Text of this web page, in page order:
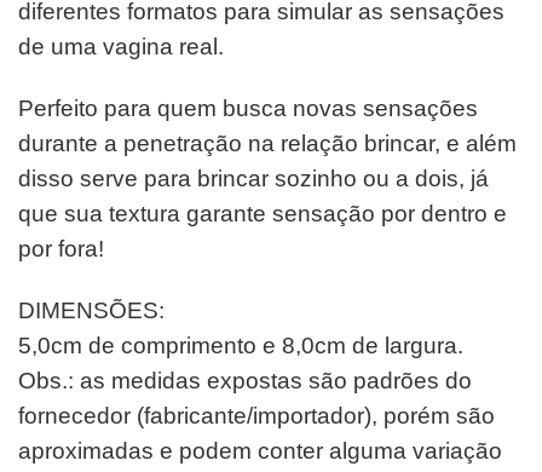
diferentes formatos para simular as sensações
de uma vagina real.
Perfeito para quem busca novas sensações
durante a penetração na relação brincar, e além
disso serve para brincar sozinho ou a dois, já
que sua textura garante sensação por dentro e
por fora!
DIMENSÕES:
5,0cm de comprimento e 8,0cm de largura.
Obs.: as medidas expostas são padrões do
fornecedor (fabricante/importador), porém são
aproximadas e podem conter alguma variação